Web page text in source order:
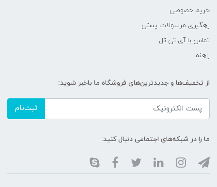
حریم خصوصی
رهگیری مرسولات پستی
تماس با آی تی تل
راهنما
از تخفیف‌ها و جدیدترین‌های فروشگاه ما باخبر شوید:
ثبت‌نام
ما را در شبکه‌های اجتماعی دنبال کنید: